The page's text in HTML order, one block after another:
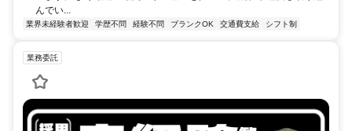
んでい...
業界未経験者歓迎 学歴不問 経験不問 ブランクOK 交通費支給 シフト制
業務委託